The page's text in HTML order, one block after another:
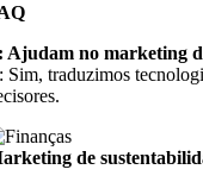
Ajudam no marketing
Sim, traduzimos
de